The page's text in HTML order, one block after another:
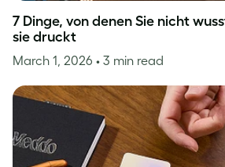
7 Dinge, von denen Sie nicht
sie druckt
March 1, 2026 • 3 min read